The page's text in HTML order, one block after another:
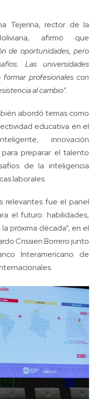
Tejerina, rector de la
afirmó que
de oportunidades, pero
Las universidades
profesionales con
al cambio”.
abordó temas como
educativa en el
innovación
preparar el talento
de la inteligencia
laborales.
relevantes fue el panel
el futuro: habilidades,
próxima década”, en el
Crissien Borrero junto
Interamericano de